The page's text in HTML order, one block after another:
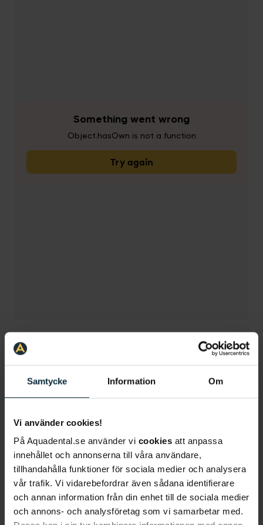
Samtycke Information Om
Vi använder cookies!
På Aquadental.se använder vi cookies att anpassa
innehållet och annonserna till våra användare,
tillhandahålla funktioner för sociala medier och analysera
vår trafik. Vi vidarebefordrar även sådana identifierare
och annan information från din enhet till de sociala medier
och annons- och analysföretag som vi samarbetar med.
Vilka behandlingar omfattas av ATB?
Alla behandlingar som ersätts inom
som inte ersätts är exempelvis
behandlingar, det vill säga behandlingar som har
som mål att förändra tändernas utseende,
exempelvis tandblekning.
Viktigt att tänka på om ATB